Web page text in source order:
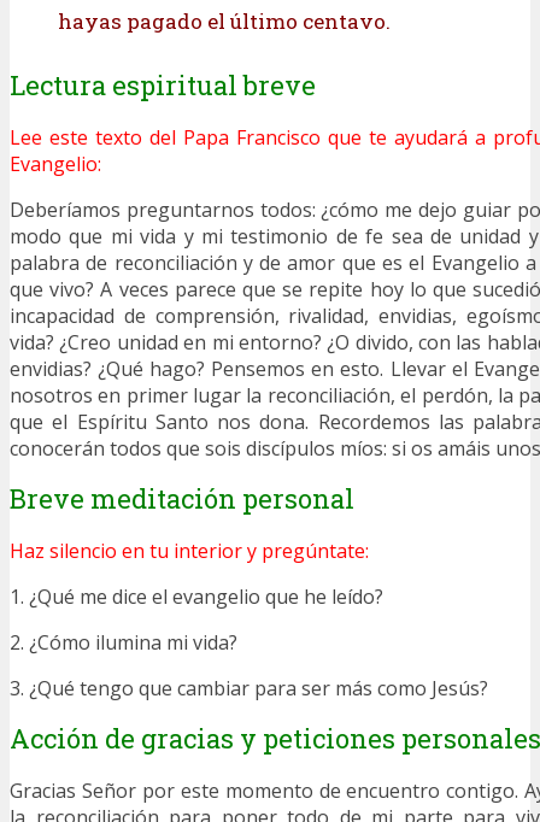
hayas pagado el último centavo.
Lectura espiritual breve
Lee este texto del Papa Francisco que te ayudará a
Evangelio:
Deberíamos preguntarnos todos: ¿cómo me dejo guiar
modo que mi vida y mi testimonio de fe sea de unidad
palabra de reconciliación y de amor que es el Evangelio
que vivo? A veces parece que se repite hoy lo que
incapacidad de comprensión, rivalidad, envidias,
vida? ¿Creo unidad en mi entorno? ¿O divido, con las
envidias? ¿Qué hago? Pensemos en esto. Llevar el
nosotros en primer lugar la reconciliación, el perdón, la
que el Espíritu Santo nos dona. Recordemos las
conocerán todos que sois discípulos míos: si os amáis
Breve meditación personal
Haz silencio en tu interior y pregúntate:
1. ¿Qué me dice el evangelio que he leído?
2. ¿Cómo ilumina mi vida?
3. ¿Qué tengo que cambiar para ser más como Jesús?
Acción de gracias y peticiones personales
Gracias Señor por este momento de encuentro contigo.